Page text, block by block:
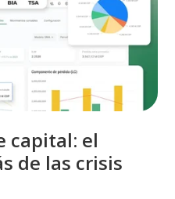
capital: el
de las crisis